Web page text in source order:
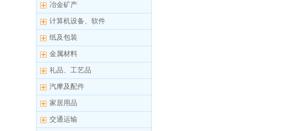
冶金矿产
计算机设备、软件
纸及包装
金属材料
礼品、工艺品
汽摩及配件
家居用品
交通运输